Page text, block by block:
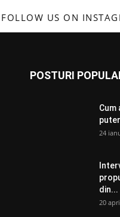
FOLLOW US ON
POSTURI
Cum
24
din...
20